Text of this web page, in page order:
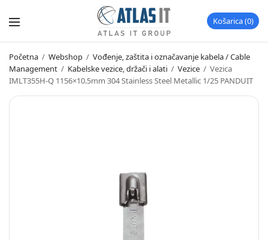
Košarica 0
Početna / Webshop / Vođenje, zaštita i označavanje kabela / Cable
Management / Kabelske vezice, držači i alati / Vezice / Vezica
IMLT355H-Q 1156×10.5mm 304 Stainless Steel Metallic 1/25 PANDUIT